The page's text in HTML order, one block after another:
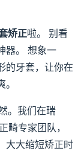
矫正啦。 别看
器。 想象一
的牙套，让你在
。我们在瑞
畸专家团队，
大大缩短矫正时